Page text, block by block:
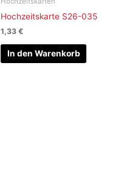
Hochzeitskarte S26-035
1,33€
In den Warenkorb